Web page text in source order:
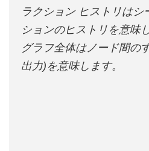
ラクション ヒストリはシ
ションのヒストリを意味
グラフ全体はノード間の
出力)を意味します。